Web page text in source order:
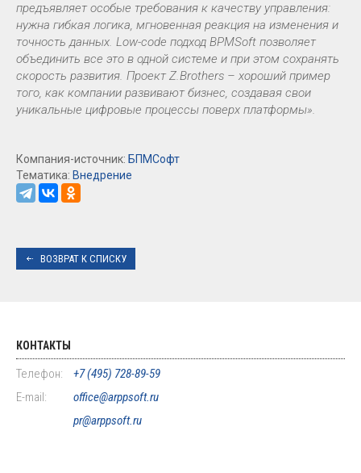
предъявляет особые требования к качеству управления:
нужна гибкая логика, мгновенная реакция на изменения и
точность данных. Low-code подход BPMSoft позволяет
объединить все это в одной системе и при этом сохранять
скорость развития. Проект Z.Brothers – хороший пример
того, как компании развивают бизнес, создавая свои
уникальные цифровые процессы поверх платформы».
Компания-источник: БПМСофт
Тематика: Внедрение
ВОЗВРАТ К СПИСКУ
КОНТАКТЫ
Телефон:
+7 (495) 728-89-59
E-mail:
office@arppsoft.ru
pr@arppsoft.ru